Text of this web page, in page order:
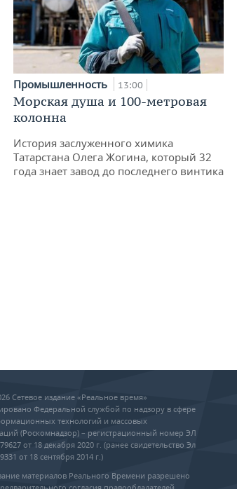
Промышленность 13:00
Морская душа и 100-метровая
колонна
История заслуженного химика
Татарстана Олега Жогина, который 32
года знает завод до последнего винтика
Сетевое издание «Реальное время»
Федеральной службой по надзору в сфере
технологий и массовых
(Роскомнадзор) – регистрационный номер ЭЛ
от 18 декабря 2020 г. (ранее свидетельство Эл
от 18 сентября 2014 г.)
материалов Реального Времени разрешено
согласия правообладателей,